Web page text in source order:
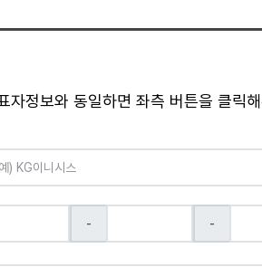
자정보와 동일하면 좌측 버튼을 클릭
- -